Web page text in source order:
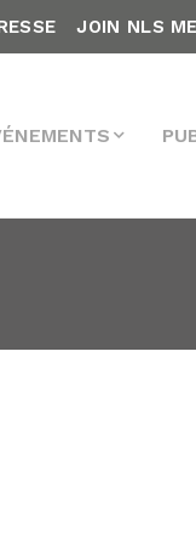
JOIN NLS